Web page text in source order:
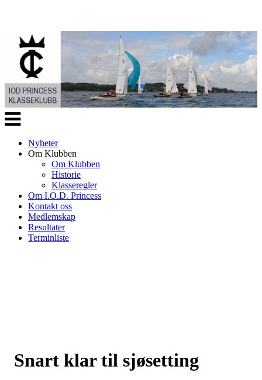
Veksle
navigasjon
Nyheter
Om Klubben
Om Klubben
Historie
Klasseregler
Om I.O.D. Princess
Kontakt oss
Medlemskap
Resultater
Terminliste
Snart klar til sjøsetting